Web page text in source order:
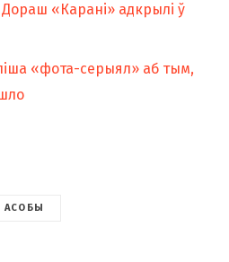
Дораш «Карані» адкрылі ў
«фота-серыял» аб тым,
АСОБЫ